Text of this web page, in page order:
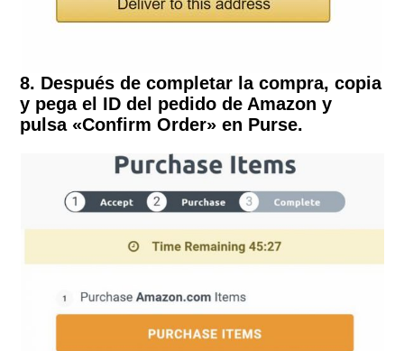
8. Después de completar la compra, copia
y pega el ID del pedido de Amazon y
pulsa «Confirm Order» en Purse.